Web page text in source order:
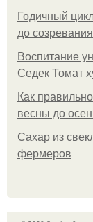
Годичный
до
Воспитание
Седек Томат
Как
весны до
Сахар из
фермеров